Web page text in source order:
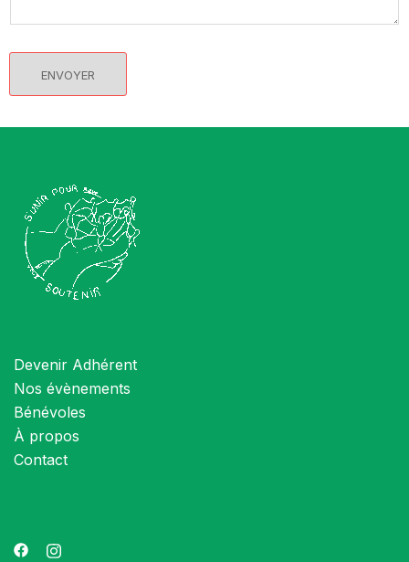
ENVOYER
Devenir Adhérent
Nos évènements
Bénévoles
À propos
Contact